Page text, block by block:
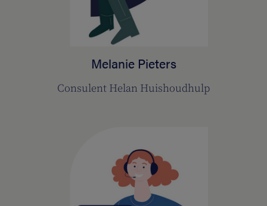
Melanie Pieters
Consulent Helan Huishoudhulp